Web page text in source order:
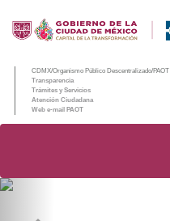
CDMX/Organismo Público Descentralizado/PAOT
Transparencia
Trámites y Servicios
Atención Ciudadana
Web e-mail PAOT